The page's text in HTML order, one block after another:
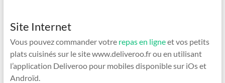
Site Internet
Vous pouvez commander votre repas en ligneet vos petits
plats cuisinés sur le site www.deliveroo.fr ou en utilisant
l’application Deliveroo pour mobiles disponible sur iOs et
Androïd.